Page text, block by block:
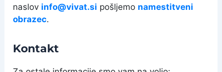
naslov info@vivat.si pošljemo namestitveni
obrazec.
Kontakt